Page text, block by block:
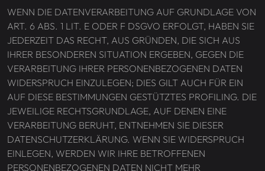
WENN DIE DATENVERARBEITUNG AUF GRUNDLAGE VON
ART. 6 ABS. 1 LIT. E ODER F DSGVO ERFOLGT, HABEN SIE
JEDERZEIT DAS RECHT, AUS GRÜNDEN, DIE SICH AUS
IHRER BESONDEREN SITUATION ERGEBEN, GEGEN DIE
VERARBEITUNG IHRER PERSONENBEZOGENEN DATEN
WIDERSPRUCH EINZULEGEN; DIES GILT AUCH FÜR EIN
AUF DIESE BESTIMMUNGEN GESTÜTZTES PROFILING. DIE
JEWEILIGE RECHTSGRUNDLAGE, AUF DENEN EINE
VERARBEITUNG BERUHT, ENTNEHMEN SIE DIESER
DATENSCHUTZERKLÄRUNG. WENN SIE WIDERSPRUCH
EINLEGEN, WERDEN WIR IHRE BETROFFENEN
PERSONENBEZOGENEN DATEN NICHT MEHR